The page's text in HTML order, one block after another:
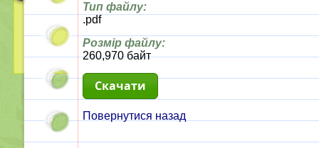
Тип файлу:
.pdf
Розмір файлу:
260,970 байт
Повернутися назад